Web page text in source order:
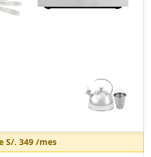
S/. 349/mes